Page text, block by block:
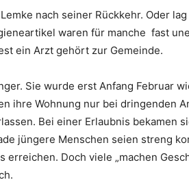
nach seiner Rückkehr. Oder
waren für manche fast
ein Arzt gehört zur Gemeinde.
Sie wurde erst Anfang Februar
ihre Wohnung nur bei dringenden
Bei einer Erlaubnis bekamen
jüngere Menschen seien streng
Doch viele „machen